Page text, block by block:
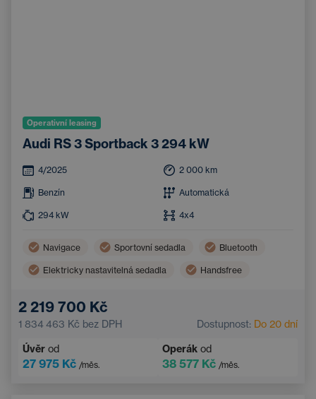
Operativní leasing
Audi RS 3 Sportback 3 294 kW
4/2025 2 000 km
Benzín Automatická
294 kW 4x4
Navigace Sportovní sedadla Bluetooth
Elektricky nastavitelná sedadla Handsfree
2 219 700 Kč
1 834 463 Kč bez DPH Dostupnost: Do 20 dní
Úvěr od
27 975 Kč /měs.
Operák od
38 577 Kč /měs.